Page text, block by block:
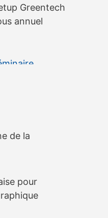
Greentech
annuel
septembre à
séminaire
septembre à
de la
pour